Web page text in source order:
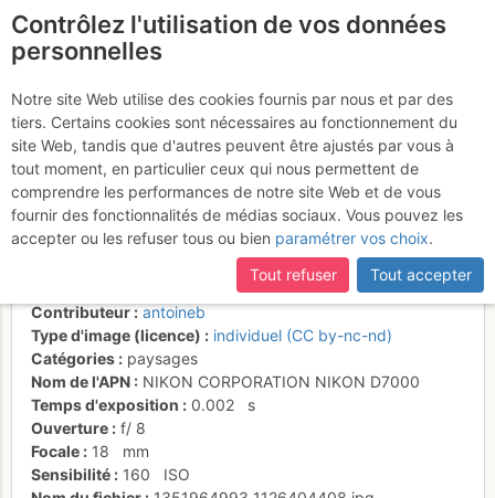
Mont Gardy 2201m vu
depuis au dessus du chalet
de la Combe
19 oct. 2012 12:12
Contributeur
antoineb
Type d'image (licence)
individuel (CC by-nc-nd)
Catégories
paysages
Nom de l'APN
NIKON CORPORATION NIKON D7000
Temps d'exposition
0.002
s
Ouverture
f/ 8
Focale
18
mm
Sensibilité
160
ISO
Contrôlez l'utilisation de vos données
personnelles
Notre site Web utilise des cookies fournis par nous et par des
tiers. Certains cookies sont nécessaires au fonctionnement du
site Web, tandis que d'autres peuvent être ajustés par vous à
tout moment, en particulier ceux qui nous permettent de
comprendre les performances de notre site Web et de vous
fournir des fonctionnalités de médias sociaux. Vous pouvez les
accepter ou les refuser tous ou bien paramétrer vos choix.
Tout refuser
Tout accepter